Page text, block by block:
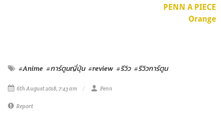
PENN A PIECE
Orange
#Anime #การ์ตูนญี่ปุ่น #review #รีวิว #รีวิวการ์ตูน
6th August 2018, 7:43 am Penn
Report